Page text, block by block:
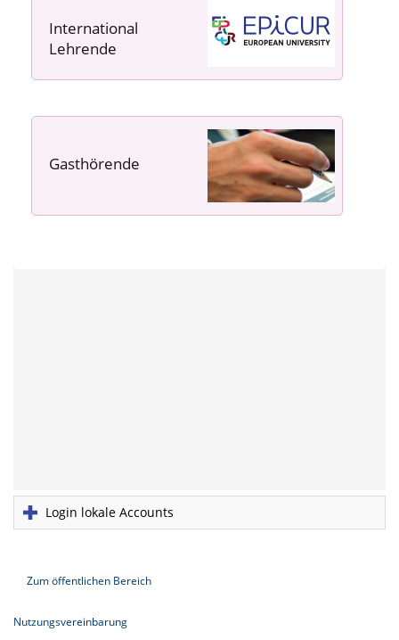
International
Lehrende
Gasthörende
Login lokale Accounts
Zum öffentlichen Bereich
Nutzungsvereinbarung